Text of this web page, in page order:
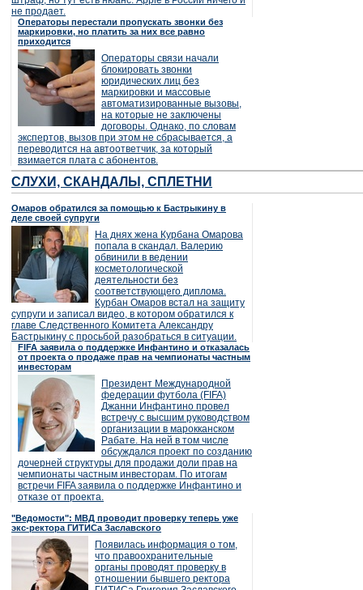
не продает.
Операторы перестали пропускать звонки без
маркировки, но платить за них все равно
приходится
Операторы связи начали
блокировать звонки
юридических лиц без
маркировки и массовые
автоматизированные вызовы,
на которые не заключены
договоры. Однако, по словам
экспертов, вызов при этом не сбрасывается, а
переводится на автоответчик, за который
взимается плата с абонентов.
СЛУХИ, СКАНДАЛЫ, СПЛЕТНИ
Омаров обратился за помощью к Бастрыкину в
деле своей супруги
На днях жена Курбана Омарова
попала в скандал. Валерию
обвинили в ведении
косметологической
деятельности без
соответствующего диплома.
Курбан Омаров встал на защиту
супруги и записал видео, в котором обратился к
главе Следственного Комитета Александру
Бастрыкину с просьбой разобраться в ситуации.
FIFA заявила о поддержке Инфантино и отказалась
от проекта о продаже прав на чемпионаты частным
инвесторам
Президент Международной
федерации футбола (FIFA)
Джанни Инфантино провел
встречу с высшим руководством
организации в марокканском
Рабате. На ней в том числе
обсуждался проект по созданию
дочерней структуры для продажи доли прав на
чемпионаты частным инвесторам. По итогам
встречи FIFA заявила о поддержке Инфантино и
отказе от проекта.
"Ведомости": МВД проводит проверку теперь уже
экс-ректора ГИТИСа Заславского
Появилась информация о том,
что правоохранительные
органы проводят проверку в
отношении бывшего ректора